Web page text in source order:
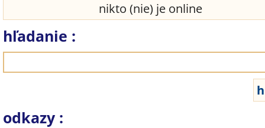
nikto (nie) je online
hľadanie :
odkazy :